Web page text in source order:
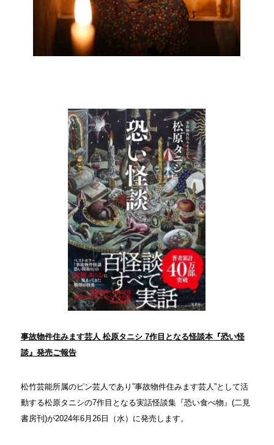
事故物件住みます芸人 松原タニシ 7作目となる怪談本『恐い怪
談』発売ご報告
松竹芸能所属のピン芸人であり”事故物件住みます芸人”として活
動する松原タニシの7作目となる実話怪談集『恐い食べ物』(二見
書房刊)が2024年6月26日（水）に発売します。